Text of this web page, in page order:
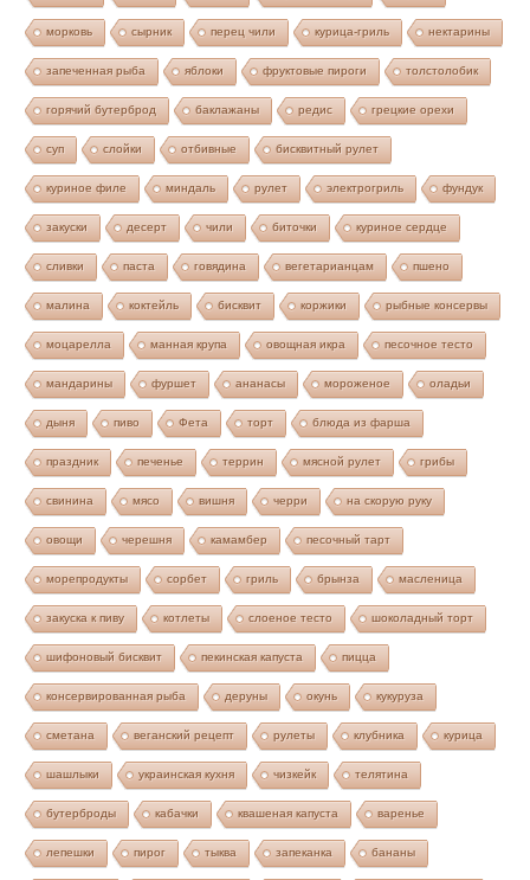
морковь сырник перец чили курица-гриль нектарины
запеченная рыба яблоки фруктовые пироги толстолобик
горячий бутерброд баклажаны редис грецкие орехи
суп слойки отбивные бисквитный рулет
куриное филе миндаль рулет электрогриль фундук
закуски десерт чили биточки куриное сердце
сливки паста говядина вегетарианцам пшено
малина коктейль бисквит коржики рыбные консервы
моцарелла манная крупа овощная икра песочное тесто
мандарины фуршет ананасы мороженое оладьи
дыня пиво Фета торт блюда из фарша
праздник печенье террин мясной рулет грибы
свинина мясо вишня черри на скорую руку
овощи черешня камамбер песочный тарт
морепродукты сорбет гриль брынза масленица
закуска к пиву котлеты слоеное тесто шоколадный торт
шифоновый бисквит пекинская капуста пицца
консервированная рыба деруны окунь кукуруза
сметана веганский рецепт рулеты клубника курица
шашлыки украинская кухня чизкейк телятина
бутерброды кабачки квашеная капуста варенье
лепешки пирог тыква запеканка бананы